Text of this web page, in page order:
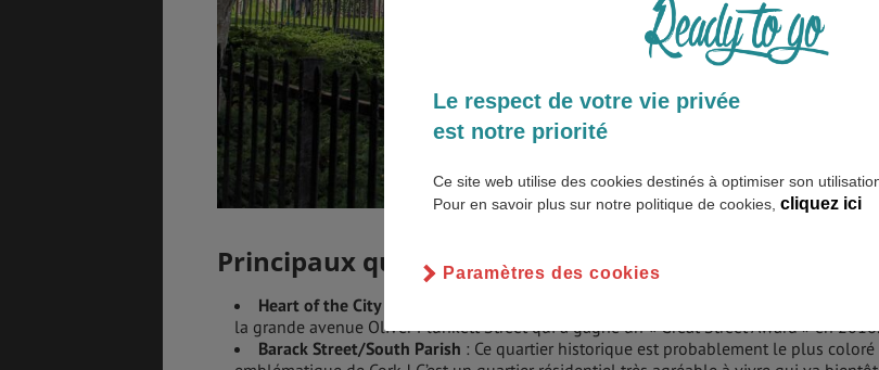
Principaux quartiers
Heart of the City : C’est ici que vous trouverez le cœur historique de la ville, les
la grande avenue Oliver Plunkett Street qui a gagné un « Great Street Award » en 2016.
Barack Street/South Parish : Ce quartier historique est probablement le plus coloré
Le respect de votre vie privée
est notre priorité
Ce site web utilise des cookies destinés à optimiser son
Pour en savoir plus sur notre politique de cookies, cliquez ici
Paramètres des cookies